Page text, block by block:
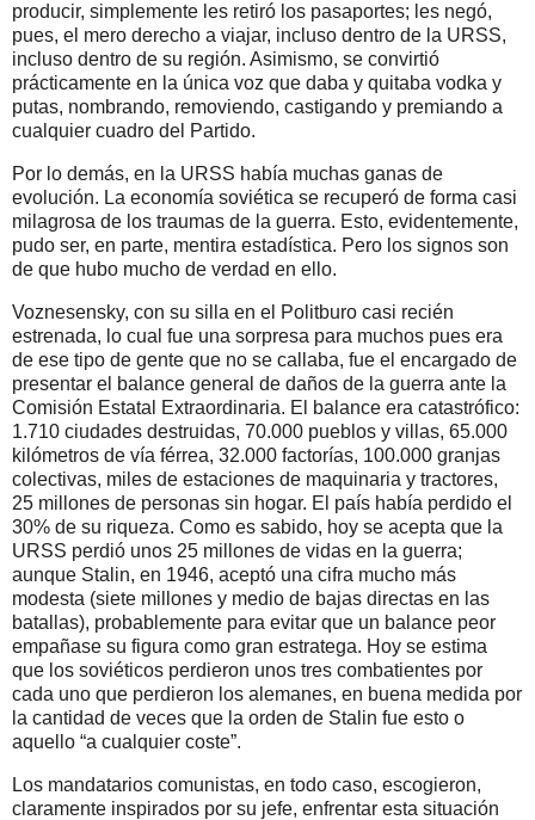
producir, simplemente les retiró los pasaportes; les negó,
pues, el mero derecho a viajar, incluso dentro de la URSS,
incluso dentro de su región. Asimismo, se convirtió
prácticamente en la única voz que daba y quitaba vodka y
putas, nombrando, removiendo, castigando y premiando a
cualquier cuadro del Partido.
Por lo demás, en la URSS había muchas ganas de
evolución. La economía soviética se recuperó de forma casi
milagrosa de los traumas de la guerra. Esto, evidentemente,
pudo ser, en parte, mentira estadística. Pero los signos son
de que hubo mucho de verdad en ello.
Voznesensky, con su silla en el Politburo casi recién
estrenada, lo cual fue una sorpresa para muchos pues era
de ese tipo de gente que no se callaba, fue el encargado de
presentar el balance general de daños de la guerra ante la
Comisión Estatal Extraordinaria. El balance era catastrófico:
1.710 ciudades destruidas, 70.000 pueblos y villas, 65.000
kilómetros de vía férrea, 32.000 factorías, 100.000 granjas
colectivas, miles de estaciones de maquinaria y tractores,
25 millones de personas sin hogar. El país había perdido el
30% de su riqueza. Como es sabido, hoy se acepta que la
URSS perdió unos 25 millones de vidas en la guerra;
aunque Stalin, en 1946, aceptó una cifra mucho más
modesta (siete millones y medio de bajas directas en las
batallas), probablemente para evitar que un balance peor
empañase su figura como gran estratega. Hoy se estima
que los soviéticos perdieron unos tres combatientes por
cada uno que perdieron los alemanes, en buena medida por
la cantidad de veces que la orden de Stalin fue esto o
aquello “a cualquier coste”.
Los mandatarios comunistas, en todo caso, escogieron,
claramente inspirados por su jefe, enfrentar esta situación